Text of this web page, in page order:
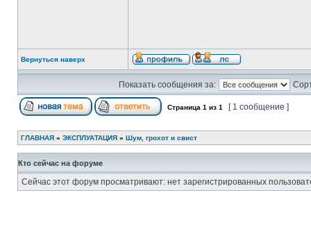
Вернуться наверх
Показать сообщения за:
Страница 1 из 1 [ 1 сообщение ]
ГЛАВНАЯ » ЭКСПЛУАТАЦИЯ » Шум, грохот и свист
Кто сейчас на форуме
Сейчас этот форум просматривают: нет зарегистрированных